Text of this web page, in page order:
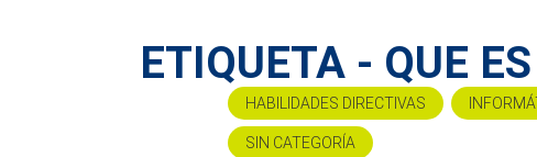
ETIQUETA - QUE
HABILIDADES DIRECTIVAS
SIN CATEGORÍA